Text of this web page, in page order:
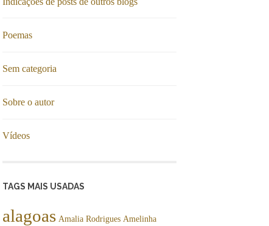
Poemas
Sem categoria
Sobre o autor
Vídeos
TAGS MAIS USADAS
alagoas Amalia Rodrigues Amelinha